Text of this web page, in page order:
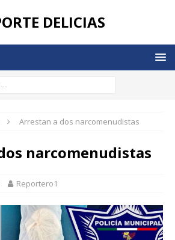
DELICIAS
Arrestan a dos narcomenudistas
narcomenudistas
Reportero1